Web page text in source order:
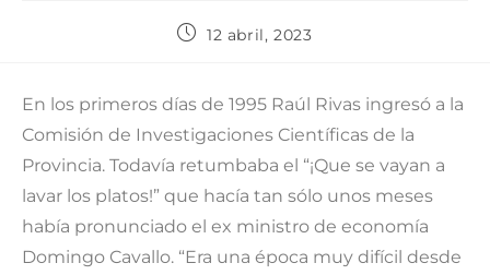
12 abril, 2023
En los primeros días de 1995 Raúl Rivas ingresó a la
Comisión de Investigaciones Científicas de la
Provincia. Todavía retumbaba el “¡Que se vayan a
lavar los platos!” que hacía tan sólo unos meses
había pronunciado el ex ministro de economía
Domingo Cavallo. “Era una época muy difícil desde